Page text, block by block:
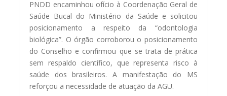
PNDD encaminhou ofício à Coordenação Geral de
Saúde Bucal do Ministério da Saúde e solicitou
posicionamento a respeito da “odontologia
biológica”. O órgão corroborou o posicionamento
do Conselho e confirmou que se trata de prática
sem respaldo científico, que representa risco à
saúde dos brasileiros. A manifestação do MS
reforçou a necessidade de atuação da AGU.